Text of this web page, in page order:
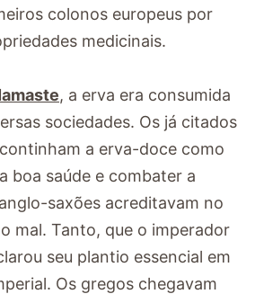
colonos europeus por
medicinais.
, a erva era consumida
sociedades. Os já citados
a erva-doce como
boa saúde e combater a
saxões acreditavam no
mal. Tanto, que o imperador
seu plantio essencial em
Os gregos chegavam